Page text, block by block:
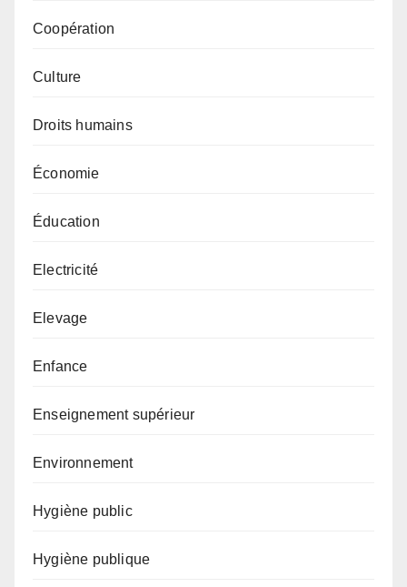
Coopération
Culture
Droits humains
Économie
Éducation
Electricité
Elevage
Enfance
Enseignement supérieur
Environnement
Hygiène public
Hygiène publique